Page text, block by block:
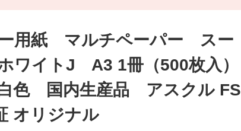
用紙 マルチペーパー スー
ワイトJ A3 1冊（500枚入）
色 国内生産品 アスクル FS
オリジナル